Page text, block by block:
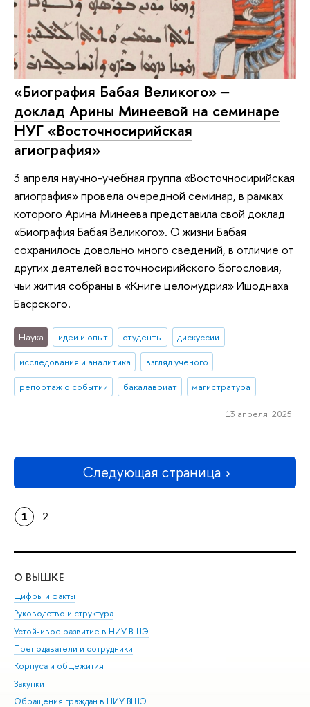
«Биография Бабая Великого» ‒
доклад Арины Минеевой на семинаре
НУГ «Восточносирийская
агиография»
3 апреля научно-учебная группа «Восточносирийская
агиография» провела очередной семинар, в рамках
которого Арина Минеева представила свой доклад
«Биография Бабая Великого». О жизни Бабая
сохранилось довольно много сведений, в отличие от
других деятелей восточносирийского богословия,
чьи жития собраны в «Книге целомудрия» Ишоднаха
Басрского.
Наука идеи и опыт студенты
дискуссии
исследования и аналитика
взгляд ученого
репортаж о событии
бакалавриат магистратура
13 апреля 2025
Следующая страница
1 2
О ВЫШКЕ
Цифры и факты
Руководство и структура
Устойчивое развитие в НИУ ВШЭ
Преподаватели и сотрудники
Корпуса и общежития
Закупки
Обращения граждан в НИУ ВШЭ